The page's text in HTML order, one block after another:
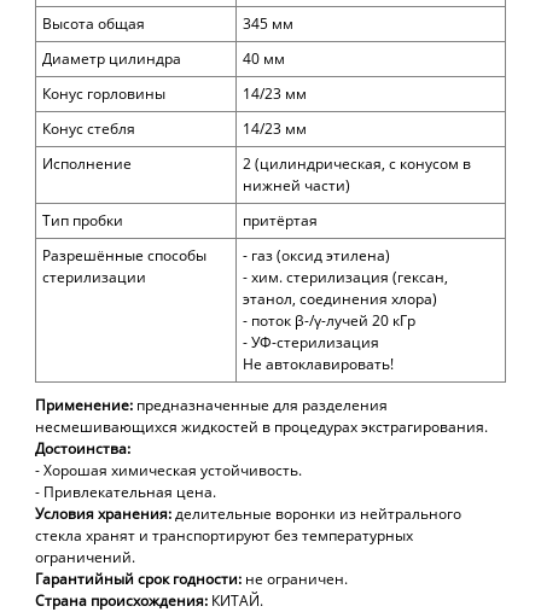
Высота общая
345 мм
Диаметр цилиндра
40 мм
Конус горловины
14/23 мм
Конус стебля
14/23 мм
Исполнение
2 (цилиндрическая, с конусом в
нижней части)
Тип пробки
притёртая
Разрешённые способы
стерилизации
- газ (оксид этилена)
- хим. стерилизация (гексан,
этанол, соединения хлора)
- поток β-/γ-лучей 20 кГр
- УФ-стерилизация
Не автоклавировать!
Применение: предназначенные для разделения
несмешивающихся жидкостей в процедурах экстрагирования.
Достоинства:
- Хорошая химическая устойчивость.
- Привлекательная цена.
Условия хранения:делительные воронки из нейтрального
стекла хранят и транспортируют без температурных
ограничений.
Гарантийный срок годности: не ограничен.
Страна происхождения: КИТАЙ.